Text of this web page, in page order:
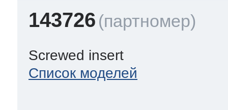
143726
Screwed insert
Список моделей